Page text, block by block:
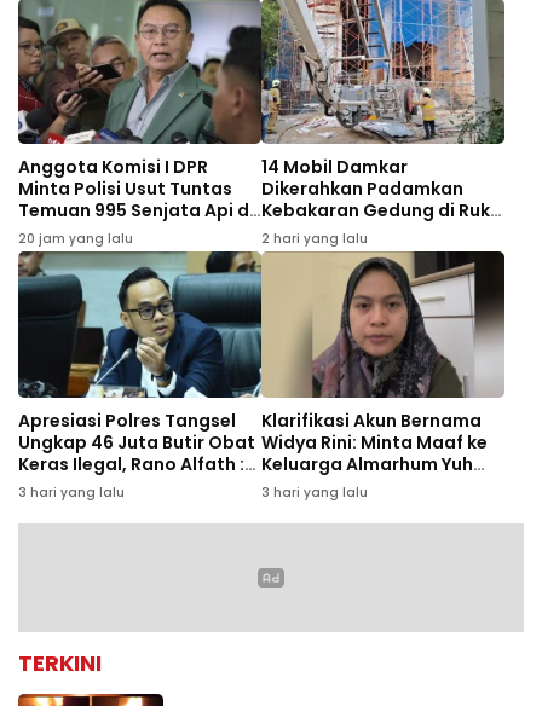
Anggota Komisi I DPR
Minta Polisi Usut Tuntas
Temuan 995 Senjata Api di
Sekolah Swasta Jaksel
20 jam yang lalu
14 Mobil Damkar
Dikerahkan Padamkan
Kebakaran Gedung di Ruko
Central Cikini
2 hari yang lalu
Apresiasi Polres Tangsel
Ungkap 46 Juta Butir Obat
Keras Ilegal, Rano Alfath :
Bukti Tetap Profesional
Jalankan Tugas
3 hari yang lalu
Klarifikasi Akun Bernama
Widya Rini: Minta Maaf ke
Keluarga Almarhum Yuh
Rizal dan Instansi
3 hari yang lalu
TERKINI